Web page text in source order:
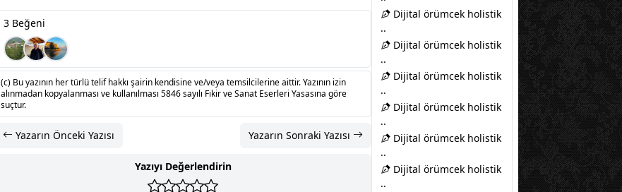
3 Beğeni
(c) Bu yazının her türlü telif hakkı şairin kendisine ve/veya temsilcilerine aittir. Yazının izin
alınmadan kopyalanması ve kullanılması 5846 sayılı Fikir ve Sanat Eserleri Yasasına göre
suçtur.
Yazarın Önceki Yazısı Yazarın Sonraki Yazısı
Yazıyı Değerlendirin
Dijital örümcek holistik
..
Dijital örümcek holistik
..
Dijital örümcek holistik
..
Dijital örümcek holistik
..
Dijital örümcek holistik
..
Dijital örümcek holistik
..